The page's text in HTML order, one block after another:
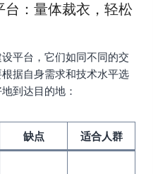
：量体裁衣，轻松
平台，它们如同不同的交
据自身需求和技术水平选
到达目的地：
缺点 适合人群